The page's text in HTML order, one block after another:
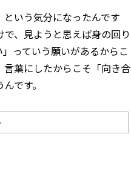
いう気分になったんです
、見ようと思えば身の回り
っていう願いがあるからこ
葉にしたからこそ「向き合
です。